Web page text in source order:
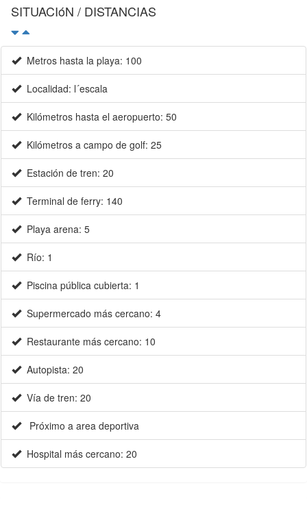
SITUACIóN / DISTANCIAS
Metros hasta la playa: 100
Localidad: l´escala
Kilómetros hasta el aeropuerto: 50
Kilómetros a campo de golf: 25
Estación de tren: 20
Terminal de ferry: 140
Playa arena: 5
Río: 1
Piscina pública cubierta: 1
Supermercado más cercano: 4
Restaurante más cercano: 10
Autopista: 20
Vía de tren: 20
Próximo a area deportiva
Hospital más cercano: 20